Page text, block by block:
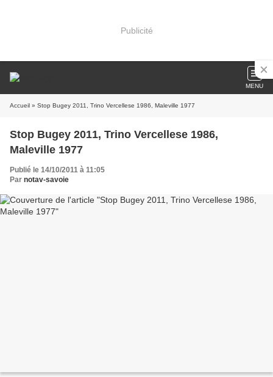
Publicité
MENU
Accueil » Stop Bugey 2011, Trino Vercellese 1986, Maleville 1977
Stop Bugey 2011, Trino Vercellese 1986,
Maleville 1977
Publié le 14/10/2011 à 11:05
Par notav-savoie